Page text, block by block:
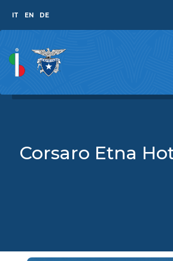
DE
EN
IT
Corsaro Etna